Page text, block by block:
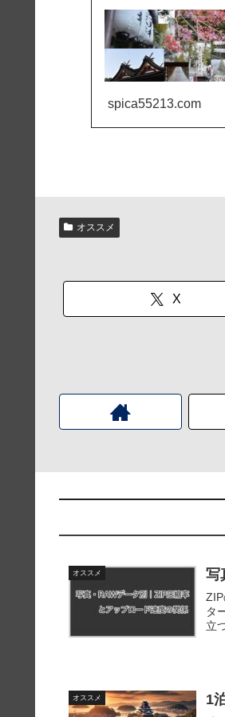
spica55213.com
オススメ
X
オススメ 写
タ
立
オススメ 1